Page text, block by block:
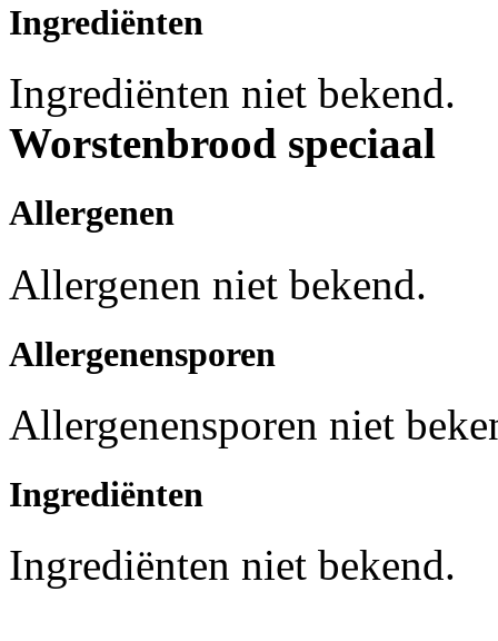
Ingrediënten
Ingrediënten niet bekend.
Worstenbrood speciaal
Allergenen
Allergenen niet bekend.
Allergenensporen
Allergenensporen niet
Ingrediënten
Ingrediënten niet bekend.